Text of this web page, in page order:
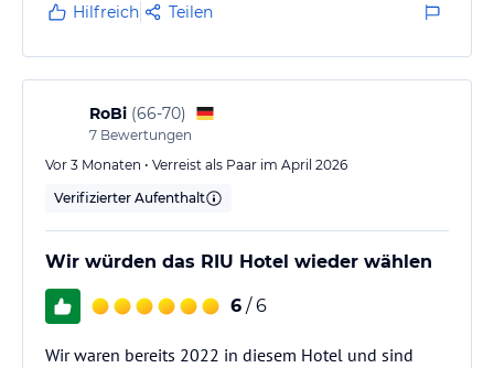
Hilfreich Teilen
RoBi (66-70)
7 Bewertungen
Vor 3 Monaten • Verreist als Paar im April 2026
Verifizierter Aufenthalt
Wir würden das RIU Hotel wieder wählen
6 / 6
Wir waren bereits 2022 in diesem Hotel und sind